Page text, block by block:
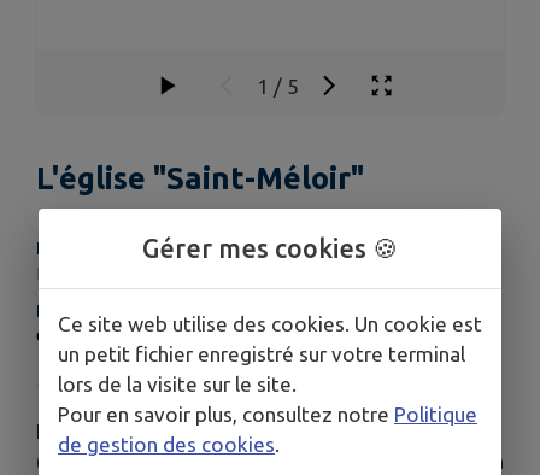
1 / 5
L'église "Saint-Méloir"
LIEU
L'église "Saint-Méloir"
HORAIRES
Ouvert tous les jours.
L'église "Saint-Méloir"
datant du XIXe siècle
(1828) est un monument classé, et est rattachée à
Gérer mes cookies 🍪
Ce site web utilise des cookies. Un cookie est
un petit fichier enregistré sur votre terminal
lors de la visite sur le site.
Pour en savoir plus, consultez notre Politique
de gestion des cookies.